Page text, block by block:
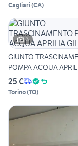
Cagliari(CA)
3
GIUNTO
POMPA ACQUA
PI
25 €
Torino(TO)